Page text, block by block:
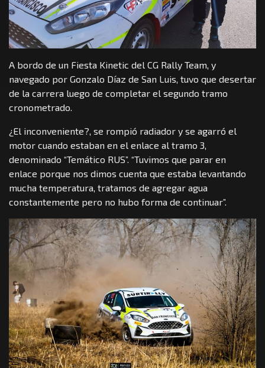
A bordo de un Fiesta Kinetic del CG Rally Team, y
navegado por Gonzalo Díaz de San Luis, tuvo que desertar
de la carrera luego de completar el segundo tramo
cronometrado.
¿El inconveniente?, se rompió radiador y se agarró el
motor cuando estaban en el enlace al tramo 3,
denominado “Temático RUS”. “Tuvimos que parar en
enlace porque nos dimos cuenta que estaba levantando
mucha temperatura, tratamos de agregar agua
constantemente pero no hubo forma de continuar”.